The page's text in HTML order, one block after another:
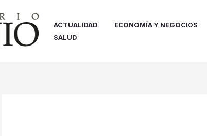
ACTUALIDAD ECONOMÍA Y NEGOCIOS
SALUD